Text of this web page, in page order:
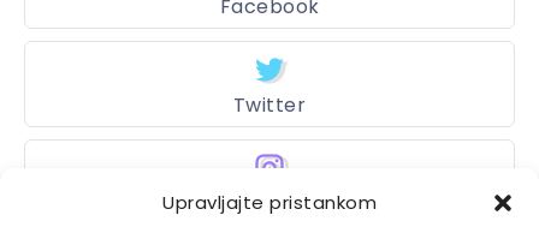
Upravljajte pristankom
Facebook
Twitter
Instagram